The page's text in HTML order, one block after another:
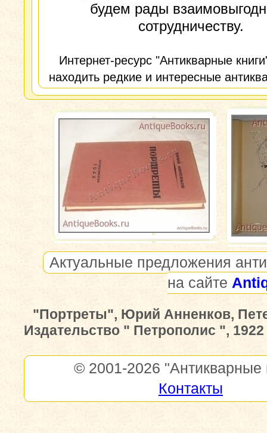
будем рады
сотрудничеству.
Интернет-ресурс "Антикварные
находить редкие и интересные
Актуальные предложения
на сайте
"Портреты", Юрий Анненков,
Издательство " Петрополис ", 1922
© 2001-2026 "Антикварные
Контакты